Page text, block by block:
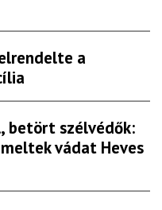
a
betört szélvédők:
vádat Heves